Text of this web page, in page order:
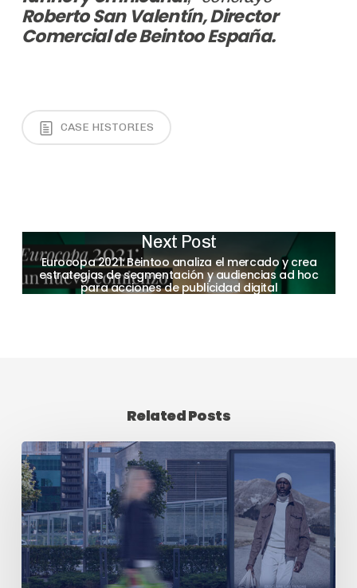
Roberto San Valentín, Director
Comercial de Beintoo España.
CASE HISTORIES
Next Post
Eurocopa 2021: Beintoo analiza el mercado y crea
estrategias de segmentación y audiencias ad hoc
para acciones de publicidad digital
Related Posts